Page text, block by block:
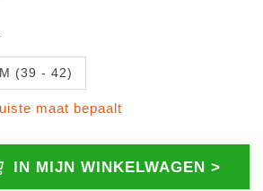
M (39 - 42)
maat bepaalt
IN MIJN WINKELWAGEN >